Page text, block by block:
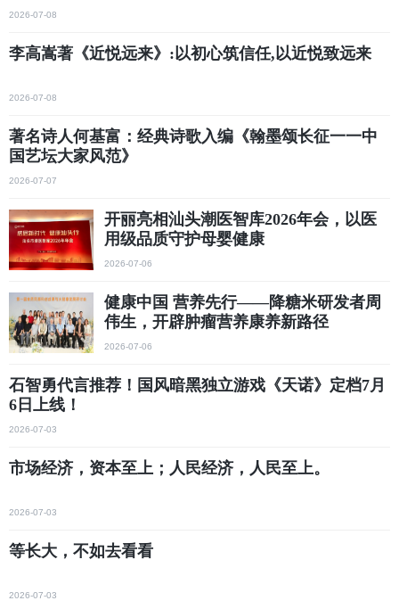
2026-07-08
李高嵩著《近悦远来》:以初心筑信任,以近悦致远来
2026-07-08
著名诗人何基富：经典诗歌入编《翰墨颂长征一一中
国艺坛大家风范》
2026-07-07
开丽亮相汕头潮医智库2026年会，以医
用级品质守护母婴健康
2026-07-06
健康中国 营养先行——降糖米研发者周
伟生，开辟肿瘤营养康养新路径
2026-07-06
石智勇代言推荐！国风暗黑独立游戏《天诺》定档7月
6日上线！
2026-07-03
市场经济，资本至上；人民经济，人民至上。
2026-07-03
等长大，不如去看看
2026-07-03